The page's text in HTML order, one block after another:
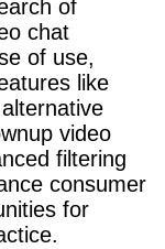
of
chat
of use,
like
video
filtering
consumer
for